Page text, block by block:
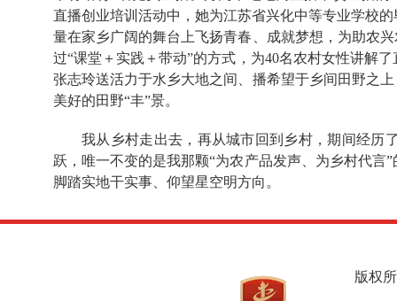
直播创业培训活动中，她为江苏省兴化中等专业学校
量在家乡广阔的舞台上飞扬青春、成就梦想，为助农
过“课堂＋实践＋带动”的方式，为40名农村女性讲解
张志玲送活力于水乡大地之间、播希望于乡间田野之
美好的田野“丰”景。
我从乡村走出去，再从城市回到乡村，期间经历
跃，唯一不变的是我那颗“为农产品发声、为乡村代
脚踏实地干实事、仰望星空明方向。
版权